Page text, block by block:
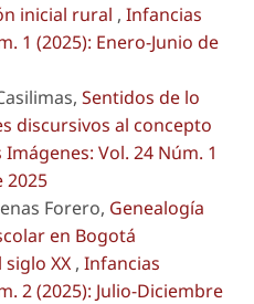
inicial rural , Infancias
1 (2025): Enero-Junio de
Sentidos de lo
discursivos al concepto
Vol. 24 Núm. 1
2025
Forero, Genealogía
en Bogotá
XX , Infancias
2 (2025): Julio-Diciembre